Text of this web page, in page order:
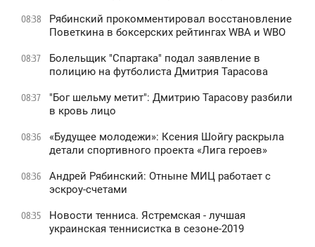
08:38
Рябинский прокомментировал восстановление
Поветкина в боксерских рейтингах WBA и WBO
08:37
Болельщик "Спартака" подал заявление в
полицию на футболиста Дмитрия Тарасова
08:37
"Бог шельму метит": Дмитрию Тарасову разбили
в кровь лицо
08:36
«Будущее молодежи»: Ксения Шойгу раскрыла
детали спортивного проекта «Лига героев»
08:36
Андрей Рябинский: Отныне МИЦ работает с
эскроу-счетами
08:35
Новости тенниса. Ястремская - лучшая
украинская теннисистка в сезоне-2019